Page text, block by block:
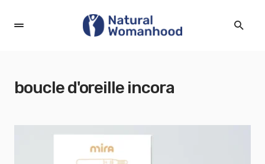
boucle d'oreille incora